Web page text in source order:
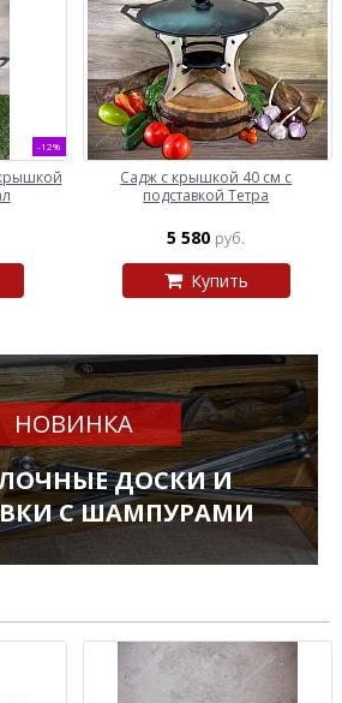
-12%
Садж с крышкой 40 см с
подставкой Тетра
5 580 руб.
Купить
НОВИНКА
ДОСКИ И
С ШАМПУРАМИ